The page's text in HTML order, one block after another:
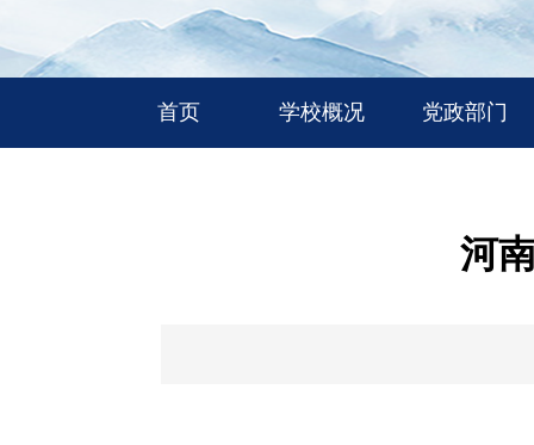
首页 学校概况 党政部门
河